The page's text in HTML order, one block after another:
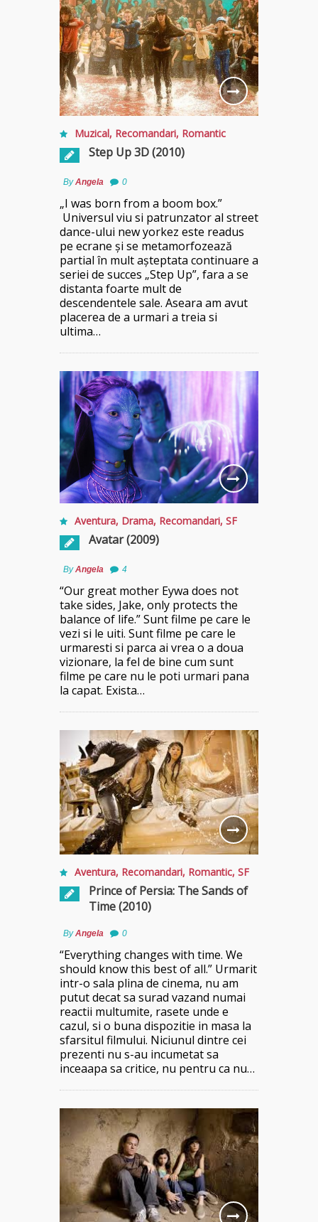
Muzical, Recomandari, Romantic
Step Up 3D (2010)
ByAngela 0
„I was born from a boom box.”
Universul viu si patrunzator al street
dance-ului new yorkez este readus
pe ecrane şi se metamorfozează
partial în mult aşteptata continuare a
seriei de succes „Step Up”, fara a se
distanta foarte mult de
descendentele sale. Aseara am avut
placerea de a urmari a treia si
ultima…
Aventura, Drama, Recomandari, SF
Avatar (2009)
ByAngela 4
“Our great mother Eywa does not
take sides, Jake, only protects the
balance of life.” Sunt filme pe care le
vezi si le uiti. Sunt filme pe care le
urmaresti si parca ai vrea o a doua
vizionare, la fel de bine cum sunt
filme pe care nu le poti urmari pana
la capat. Exista…
Aventura, Recomandari, Romantic, SF
Prince of Persia: The Sands of
Time (2010)
ByAngela 0
“Everything changes with time. We
should know this best of all.” Urmarit
intr-o sala plina de cinema, nu am
putut decat sa surad vazand numai
reactii multumite, rasete unde e
cazul, si o buna dispozitie in masa la
sfarsitul filmului. Niciunul dintre cei
prezenti nu s-au incumetat sa
inceaapa sa critice, nu pentru ca nu…